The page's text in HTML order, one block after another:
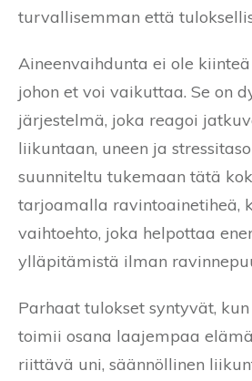
turvallisemman että
Aineenvaihdunta ei ole
johon et voi vaikuttaa. Se on
järjestelmä, joka reagoi
liikuntaan, uneen ja
suunniteltu tukemaan tätä
tarjoamalla ravintoainetiheä,
vaihtoehto, joka helpottaa
ylläpitämistä ilman
Parhaat tulokset syntyvät,
toimii osana laajempaa
riittävä uni, säännöllinen